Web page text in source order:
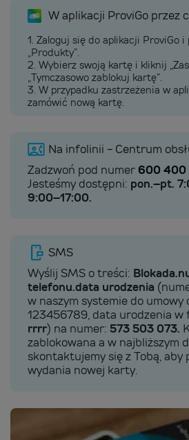
W aplikacji ProviGo przez
1. Zaloguj się do aplikacji ProviGo i
„Produkty”.
2. Wybierz swoją kartę i kliknij
„Tymczasowo zablokuj kartę”.
3. W przypadku zastrzeżenia w
zamówić nową kartę.
Na infolinii - Centrum
Zadzwoń pod numer 600 400
Jesteśmy dostępni: pon.–pt.
9:00–17:00.
SMS
Wyślij SMS o treści:
telefonu.data urodzenia
w naszym systemie do
123456789, data urodzenia w
rrrr) na numer: 573 503 073.
zablokowana a w najbliższym
skontaktujemy się z Tobą, aby
wydania nowej karty.